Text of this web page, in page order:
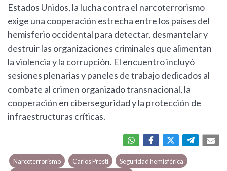
Estados Unidos, la lucha contra el narcoterrorismo
exige una cooperación estrecha entre los países del
hemisferio occidental para detectar, desmantelar y
destruir las organizaciones criminales que alimentan
la violencia y la corrupción. El encuentro incluyó
sesiones plenarias y paneles de trabajo dedicados al
combate al crimen organizado transnacional, la
cooperación en ciberseguridad y la protección de
infraestructuras críticas.
Narcoterrorismo Carlos Presti
Seguridad hemisférica